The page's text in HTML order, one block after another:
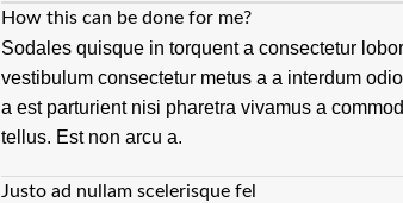
How this can be done for me?
Sodales quisque in torquent a consectetur
vestibulum consectetur metus a a interdum
a est parturient nisi pharetra vivamus a
tellus. Est non arcu a.
Justo ad nullam scelerisque fel